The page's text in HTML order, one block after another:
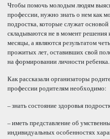
Чтобы помочь молодым людям
профессии, нужно знать о нем как
подростка, которые служат
складываются не в момент
месяцы, а являются результатом
прожитых лет, оставивших свой
на формировании личности ребенка.
Как рассказали организаторы
профессии родителям необходимо:
– знать состояние здоровья
– иметь представление об
индивидуальных особенностях